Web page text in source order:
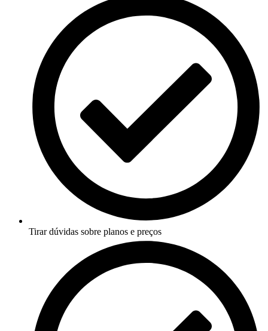
Tirar dúvidas sobre planos e preços